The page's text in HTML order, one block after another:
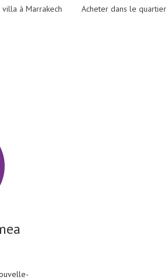
à Marrakech Acheter dans le